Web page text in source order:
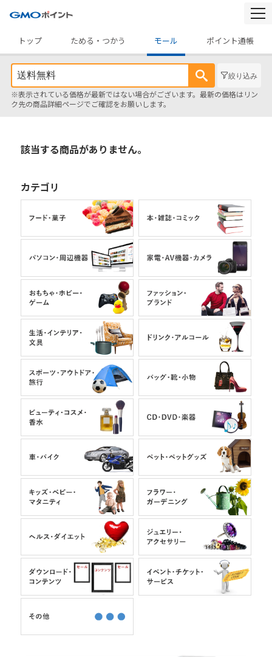
トップ
ためる・つかう モール ポイント通帳
絞り込み
※表示されている価格が最新ではない場合がございます。最新の価格はリン
ク先の商品詳細ページでご確認をお願いします。
該当する商品がありません。
カテゴリ